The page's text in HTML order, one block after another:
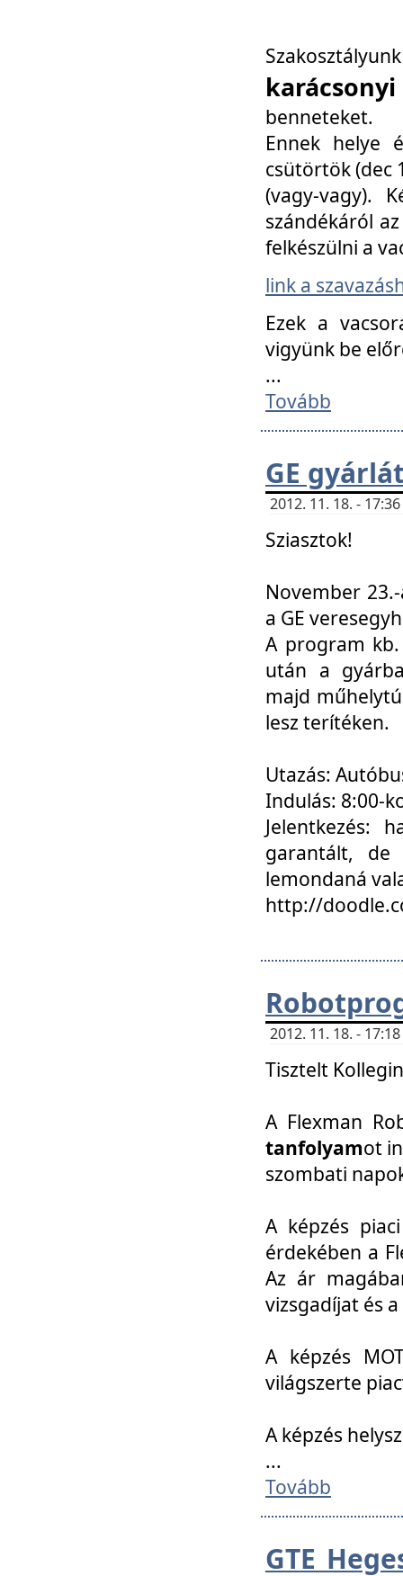
benneteket.
Ennek helye
csütörtök (dec
(vagy-vagy).
szándékáról
felkészülni a
link a
Ezek a
vigyünk be
...
Tovább
GE
2012. 11. 18. -
Sziasztok!
November
a GE
A program
után a
majd
lesz terítéken.
Utazás:
Indulás: 8:00-
Jelentkezés:
garantált, de
lemondaná
http://
2012. 11. 18. -
Tisztelt
A Flexman
tanfolyamot
szombati
A képzés
érdekében a
Az ár
vizsgadíjat és
A képzés
világszerte
A képzés
...
Tovább
GTE